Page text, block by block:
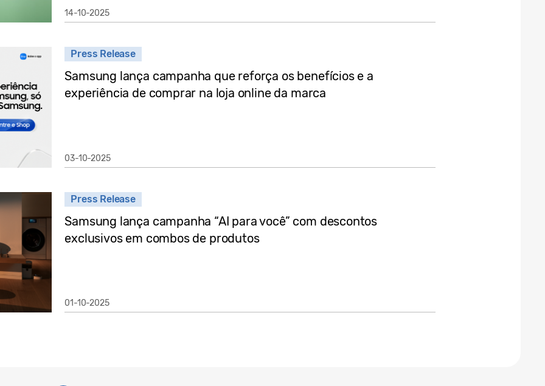
14-10-2025
Press Release
Samsung lança campanha que reforça os benefícios e a
experiência de comprar na loja online da marca
03-10-2025
Press Release
Samsung lança campanha “AI para você” com descontos
exclusivos em combos de produtos
01-10-2025